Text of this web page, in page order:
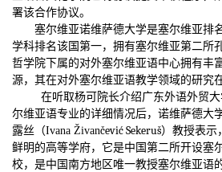
署该合作协议。
塞尔维亚诺维萨德大学是塞尔维亚排
学科排名该国第一，拥有塞尔维亚第二所
哲学院下属的对外塞尔维亚语中心拥有丰
源，其在对外塞尔维亚语教学领域的研究
在听取杨可院长介绍广东外语外贸
尔维亚语专业的详细情况后，诺维萨德大
露丝（Ivana Živančević Sekeruš）教授表示
鲜明的高等学府，它是中国第二所开设塞
校，是中国南方地区唯一教授塞尔维亚语